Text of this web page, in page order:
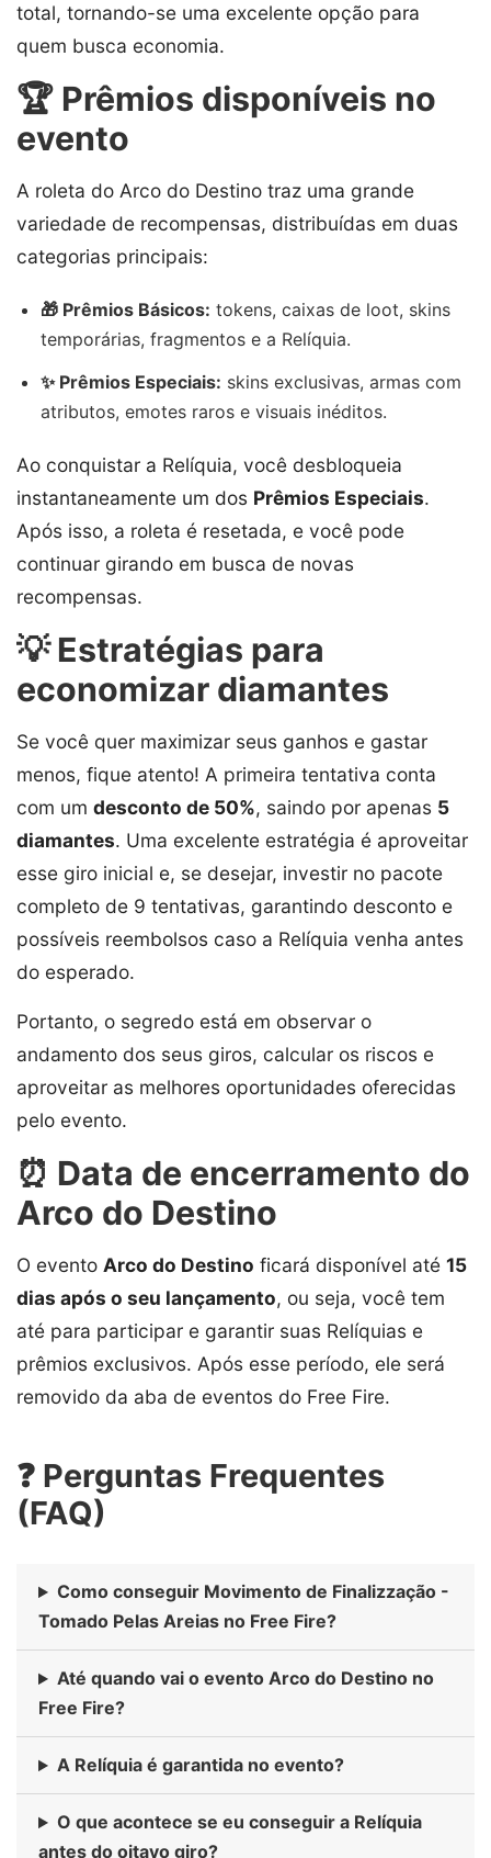
total, tornando-se uma excelente opção para
quem busca economia.
🏆 Prêmios disponíveis no
evento
A roleta do Arco do Destino traz uma grande
variedade de recompensas, distribuídas em duas
categorias principais:
🎁 Prêmios Básicos: tokens, caixas de loot, skins
temporárias, fragmentos e a Relíquia.
✨ Prêmios Especiais: skins exclusivas, armas com
atributos, emotes raros e visuais inéditos.
Ao conquistar a Relíquia, você desbloqueia
instantaneamente um dos Prêmios Especiais.
Após isso, a roleta é resetada, e você pode
continuar girando em busca de novas
recompensas.
💡 Estratégias para
economizar diamantes
Se você quer maximizar seus ganhos e gastar
menos, fique atento! A primeira tentativa conta
com um desconto de 50%, saindo por apenas 5
diamantes. Uma excelente estratégia é aproveitar
esse giro inicial e, se desejar, investir no pacote
completo de 9 tentativas, garantindo desconto e
possíveis reembolsos caso a Relíquia venha antes
do esperado.
Portanto, o segredo está em observar o
andamento dos seus giros, calcular os riscos e
aproveitar as melhores oportunidades oferecidas
pelo evento.
⏰ Data de encerramento do
Arco do Destino
O evento Arco do Destino ficará disponível até 15
dias após o seu lançamento, ou seja, você tem
até para participar e garantir suas Relíquias e
prêmios exclusivos. Após esse período, ele será
removido da aba de eventos do Free Fire.
❓ Perguntas Frequentes
(FAQ)
Como conseguir Movimento de Finalizzação -
Tomado Pelas Areias no Free Fire?
Até quando vai o evento Arco do Destino no
Free Fire?
A Relíquia é garantida no evento?
O que acontece se eu conseguir a Relíquia
antes do oitavo giro?